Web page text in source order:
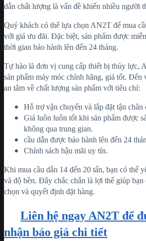
dẫn chất lượng là vấn đề khiến nhiều người
Quý khách có thể lựa chọn AN2T để mua
với giá ưu đãi. Đặc biệt, sản phẩm được
thời gian bảo hành lên đến 24 tháng.
Tự hào là đơn vị cung cấp thiết bị thủy lực,
sản phẩm máy móc chính hãng, giá tốt.
an tâm về chất lượng sản phẩm với tiêu chí:
Hỗ trợ vận chuyển và lắp đặt tận chân
Giá luôn luôn tốt khi sản phẩm được
không qua trung gian.
cầu dẫn được bảo hành lên đến 24
Chính sách hậu mãi uy tín.
Khi mua cầu dẫn 14 đến 20 tấn, bạn có thể
và độ bền. Đây chắc chắn là lợi thế giúp bạn
chọn và quyết định đặt hàng.
Liên hệ ngay AN2T để
nhận báo giá chi tiết